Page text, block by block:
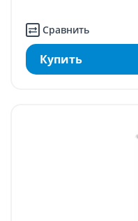
Сравнить
Купить